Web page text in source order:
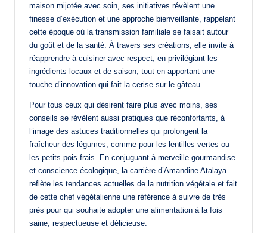
maison mijotée avec soin, ses initiatives révèlent une
finesse d’exécution et une approche bienveillante, rappelant
cette époque où la transmission familiale se faisait autour
du goût et de la santé. À travers ses créations, elle invite à
réapprendre à cuisiner avec respect, en privilégiant les
ingrédients locaux et de saison, tout en apportant une
touche d’innovation qui fait la cerise sur le gâteau.
Pour tous ceux qui désirent faire plus avec moins, ses
conseils se révèlent aussi pratiques que réconfortants, à
l’image des astuces traditionnelles qui prolongent la
fraîcheur des légumes, comme pour les lentilles vertes ou
les petits pois frais. En conjuguant à merveille gourmandise
et conscience écologique, la carrière d’Amandine Atalaya
reflète les tendances actuelles de la nutrition végétale et fait
de cette chef végétalienne une référence à suivre de très
près pour qui souhaite adopter une alimentation à la fois
saine, respectueuse et délicieuse.